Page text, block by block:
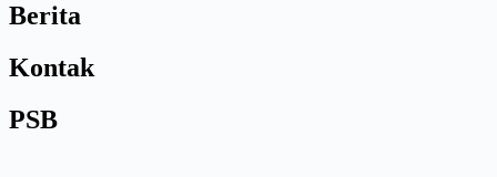
Berita
Kontak
PSB